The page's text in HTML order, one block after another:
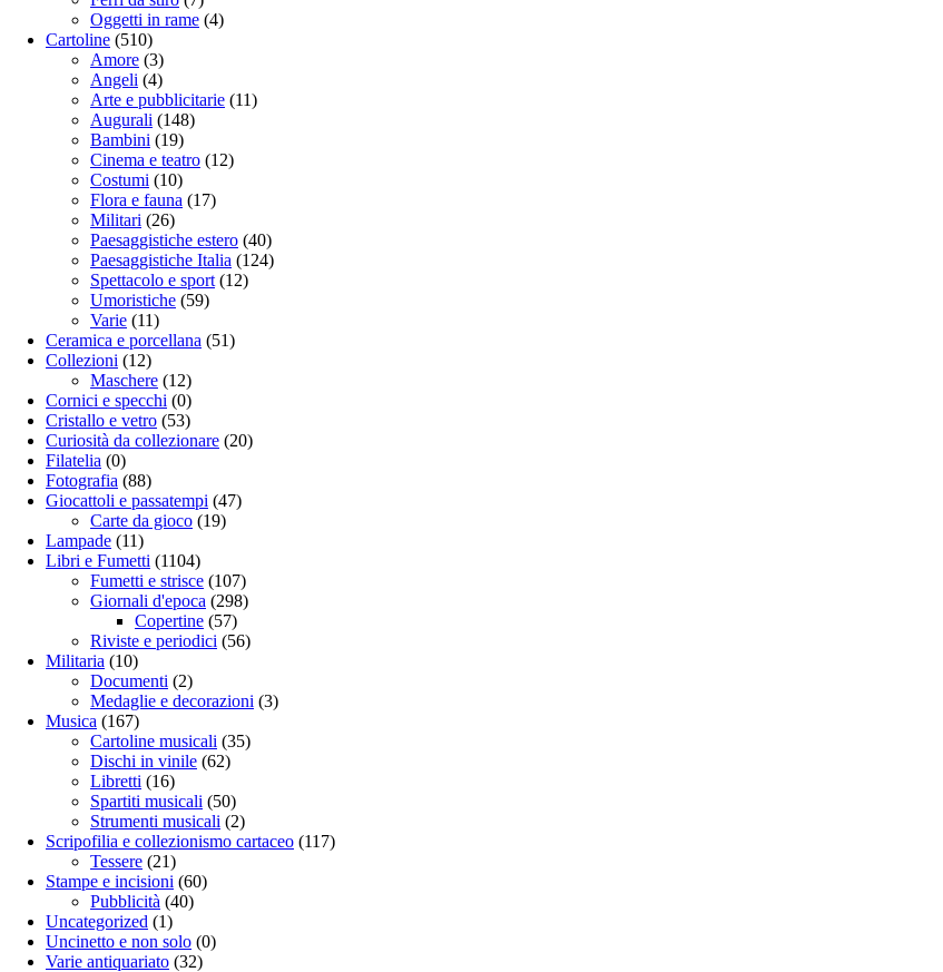
Oggetti in rame (4)
Cartoline (510)
Amore (3)
Angeli (4)
Arte e pubblicitarie (11)
Augurali (148)
Bambini (19)
Cinema e teatro (12)
Costumi (10)
Flora e fauna (17)
Militari (26)
Paesaggistiche estero (40)
Paesaggistiche Italia (124)
Spettacolo e sport (12)
Umoristiche (59)
Varie (11)
Ceramica e porcellana (51)
Collezioni (12)
Maschere (12)
Cornici e specchi (0)
Cristallo e vetro (53)
Curiosità da collezionare (20)
Filatelia (0)
Fotografia (88)
Giocattoli e passatempi (47)
Carte da gioco (19)
Lampade (11)
Libri e Fumetti (1104)
Fumetti e strisce (107)
Giornali d'epoca (298)
Copertine (57)
Riviste e periodici (56)
Militaria (10)
Documenti (2)
Medaglie e decorazioni (3)
Musica (167)
Cartoline musicali (35)
Dischi in vinile (62)
Libretti (16)
Spartiti musicali (50)
Strumenti musicali (2)
Scripofilia e collezionismo cartaceo (117)
Tessere (21)
Stampe e incisioni (60)
Pubblicità (40)
Uncategorized (1)
Uncinetto e non solo (0)
Varie antiquariato (32)